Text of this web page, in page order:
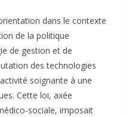
dans le contexte
de la politique
de gestion et de
des technologies
soignante à une
Cette loi, axée
sociale, imposait